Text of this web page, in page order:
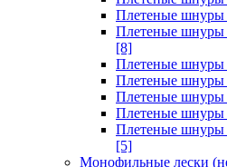
Плетеные шнуры
Плетеные шнуры
[8]
Плетеные шнуры
Плетеные шнуры
Плетеные шнуры
Плетеные
Плетеные
[5]
Монофильные лески